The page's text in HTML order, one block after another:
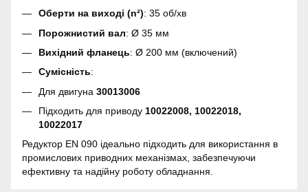
Оберти на виході (n²): 35 об/хв
Порожнистий вал: Ø 35 мм
Вихідний фланець: Ø 200 мм (включений)
Сумісність:
Для двигуна 30013006
Підходить для приводу 10022008, 10022018,
10022017
Редуктор EN 090 ідеально підходить для використання в
промислових приводних механізмах, забезпечуючи
ефективну та надійну роботу обладнання.